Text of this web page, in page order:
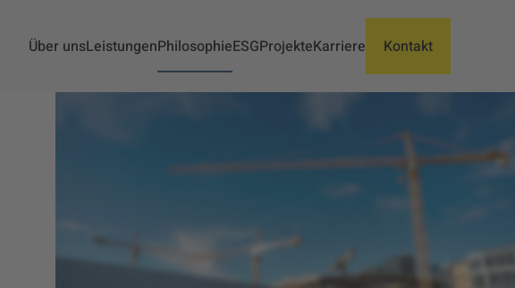
Über unsLeistungenPhilosophieESGProjekteKarriere Kontakt